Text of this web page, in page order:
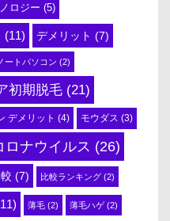
ロジー (5)
(11) デメリット (7)
ートパソコン (2)
初期脱毛 (21)
デメリット (4) モウダス (3)
ロナウイルス (26)
(7) 比較ランキング (2)
薄毛 (2) 薄毛ハゲ(2)